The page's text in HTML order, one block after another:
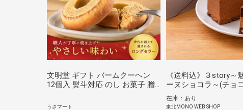
文明堂 ギフト バームクーヘン
12個入 熨斗対応 のし お菓子 贈
い 法事 スイーツ 個包装
うさマート
《送料込》３story～
ーヌショコラ～(チョ
関係)
在庫：あり
東北MONO WEB SHOP